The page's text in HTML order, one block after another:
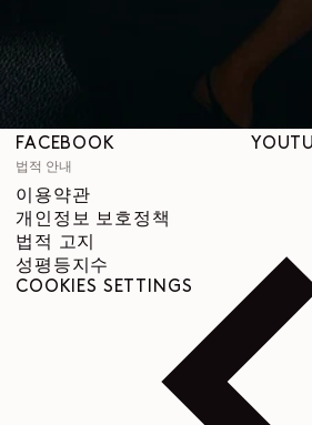
SNS
INSTAGRAM
RED
FACEBOOK
법적 안내
이용약관
개인정보 보호정책
법적 고지
성평등지수
COOKIES SETTINGS